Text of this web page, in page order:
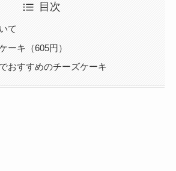
目次
て
ーキ（605円）
おすすめのチーズケーキ